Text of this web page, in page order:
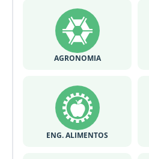
AGRONOMIA
ENG. ALIMENTOS